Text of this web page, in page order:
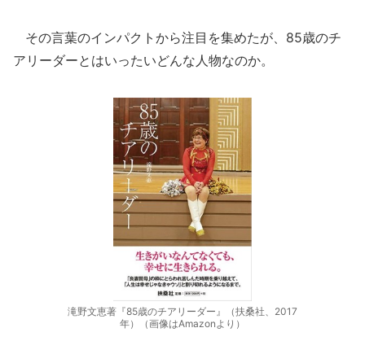
その言葉のインパクトから注目を集めたが、85歳のチ
アリーダーとはいったいどんな人物なのか。
滝野文恵著『85歳のチアリーダー』（扶桑社、2017
年）（画像はAmazonより）